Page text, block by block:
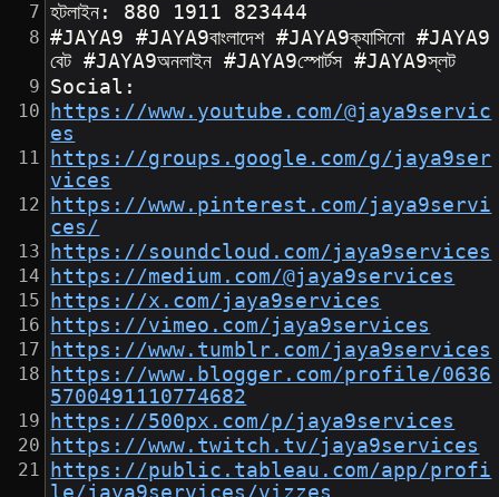
হটলাইন: 880 1911 823444
#JAYA9 #JAYA9বাংলাদেশ #JAYA9ক্যাসিনো #JAYA9
বেট #JAYA9অনলাইন #JAYA9স্পোর্টস #JAYA9স্লট
Social:
https://www.youtube.com/@jaya9servic
es
https://groups.google.com/g/jaya9ser
vices
https://www.pinterest.com/jaya9servi
ces/
https://soundcloud.com/jaya9services
https://medium.com/@jaya9services
https://x.com/jaya9services
https://vimeo.com/jaya9services
https://www.tumblr.com/jaya9services
https://www.blogger.com/profile/0636
5700491110774682
https://500px.com/p/jaya9services
https://www.twitch.tv/jaya9services
https://public.tableau.com/app/profi